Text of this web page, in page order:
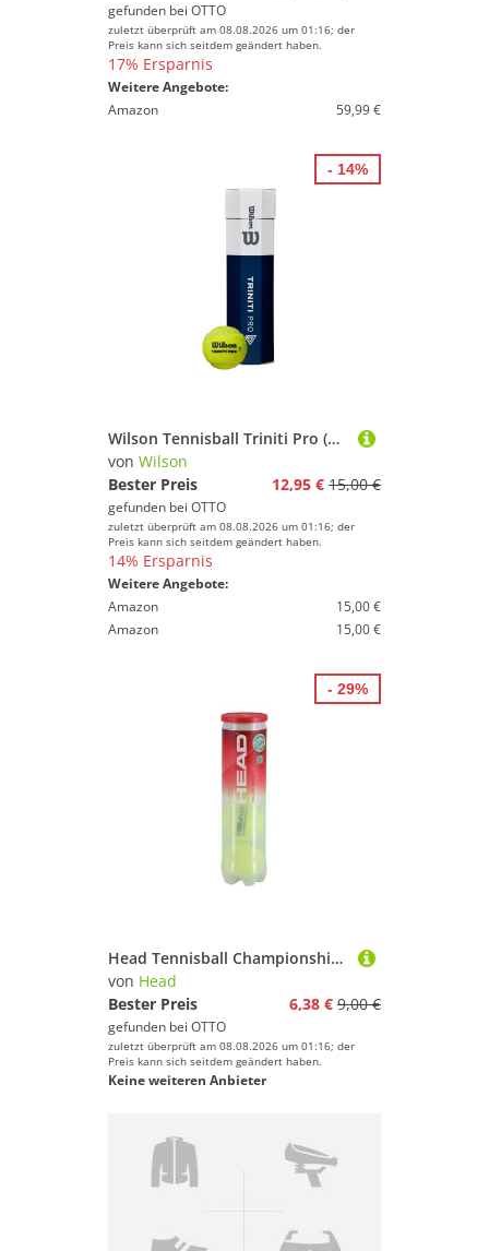
gefunden bei OTTO
zuletzt überprüft am 08.08.2026 um 01:16; der
Preis kann sich seitdem geändert haben.
17% Ersparnis
Weitere Angebote:
Amazon
59,99 €
Wilson Tennisball Triniti Pro (wiederverwertbare Verpackung) Dose 4er
von Wilson
Bester Preis
12,95 € 15,00 €
gefunden bei OTTO
zuletzt überprüft am 08.08.2026 um 01:16; der
Preis kann sich seitdem geändert haben.
14% Ersparnis
Weitere Angebote:
Amazon
15,00 €
Amazon
15,00 €
- 14%
Head Tennisball Championship Dose 4er
von Head
Bester Preis
6,38 € 9,00 €
gefunden bei OTTO
zuletzt überprüft am 08.08.2026 um 01:16; der
Preis kann sich seitdem geändert haben.
Keine weiteren Anbieter
- 29%